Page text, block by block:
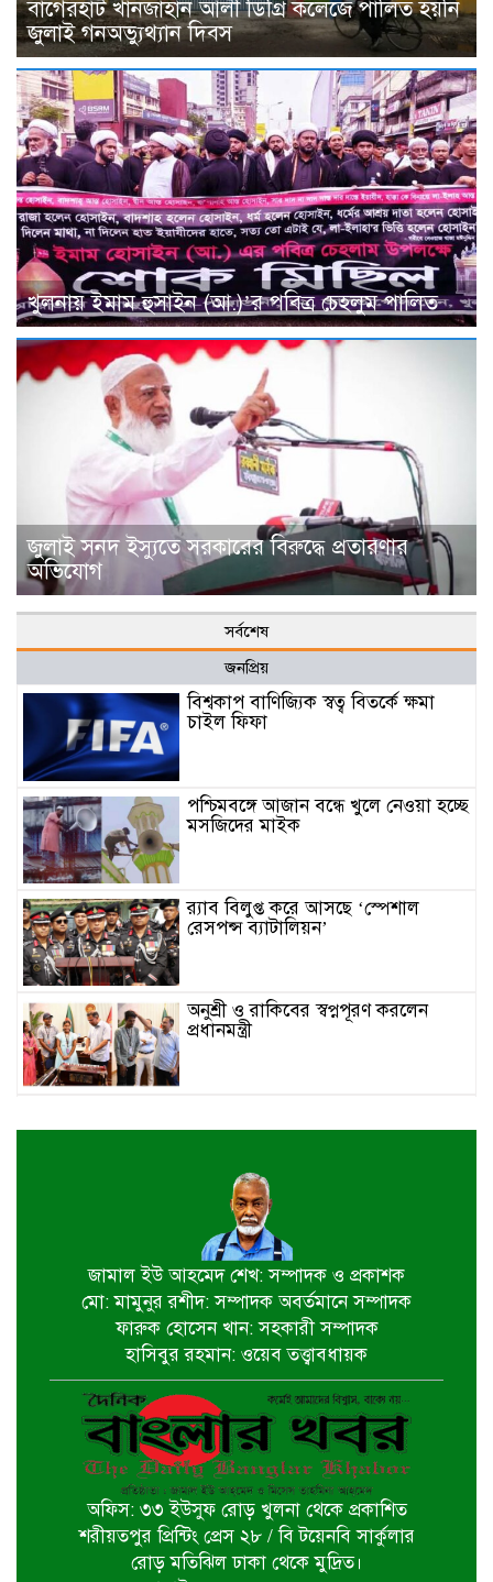
বাগেরহাট খানজাহান আলী ডিগ্রি কলেজে পালিত হয়নি
জুলাই গনঅভ্যুথ্যান দিবস
খুলনায় ইমাম হুসাইন (আ.)’র পবিত্র চেহলুম পালিত
জুলাই সনদ ইস্যুতে সরকারের বিরুদ্ধে প্রতারণার
অভিযোগ
সর্বশেষ
জনপ্রিয়
বিশ্বকাপ বাণিজ্যিক স্বত্ব বিতর্কে ক্ষমা
চাইল ফিফা
পশ্চিমবঙ্গে আজান বন্ধে খুলে নেওয়া হচ্ছে
মসজিদের মাইক
র‌্যাব বিলুপ্ত করে আসছে ‘স্পেশাল
রেসপন্স ব্যাটালিয়ন’
অনুশ্রী ও রাকিবের স্বপ্নপূরণ করলেন
প্রধানমন্ত্রী
জেলা কমিটির সভা অনুষ্ঠিত
পাইকগাছায় বাইসাইকেল, ভ্যান ও
সেলাই মেশিন বিতরণ
নির্বাচিত না হলেও নির্বাচনী প্রতিশ্রুতি
বাস্তবায়নে কাজ করছি- কপিল কৃষ্ণ মণ্ডল
বাগেরহাট খানজাহান আলী ডিগ্রি কলেজে
পালিত হয়নি জুলাই গনঅভ্যুথ্যান দিবস
খুলনায় ইমাম হুসাইন (আ.)’র পবিত্র
চেহলুম পালিত
জামাল ইউ আহমেদ শেখ: সম্পাদক ও প্রকাশক
মো: মামুনুর রশীদ: সম্পাদক অবর্তমানে সম্পাদক
ফারুক হোসেন খান: সহকারী সম্পাদক
হাসিবুর রহমান: ওয়েব তত্ত্বাবধায়ক
অফিস: ৩৩ ইউসুফ রোড় খুলনা থেকে প্রকাশিত
শরীয়তপুর প্রিন্টিং প্রেস ২৮ / বি টয়েনবি সার্কুলার
রোড় মতিঝিল ঢাকা থেকে মুদ্রিত।